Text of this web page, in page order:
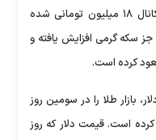
قرار گرفته و طلای ۱۸ عیار بار دیگر وارد کانال ۱۸ میلیون تومانی شده
سکه گرمی افزایش یافته و
بازار طلا را در سومین روز
است. قیمت دلار که روز